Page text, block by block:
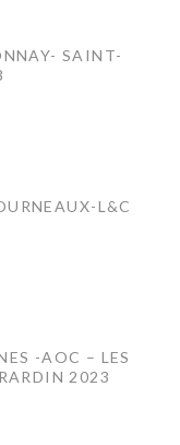
SAINT-
L&C
-AOC – LES
2023